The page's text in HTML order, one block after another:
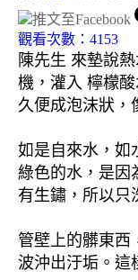
觀看次數：4153
陳先生 來墊說
機，灌入 檸檬
久便成泡沫狀，
如是自來水，如
綠色的水，是因
有生鏽，所以只
管壁上的髒東西
波沖出汙垢。這